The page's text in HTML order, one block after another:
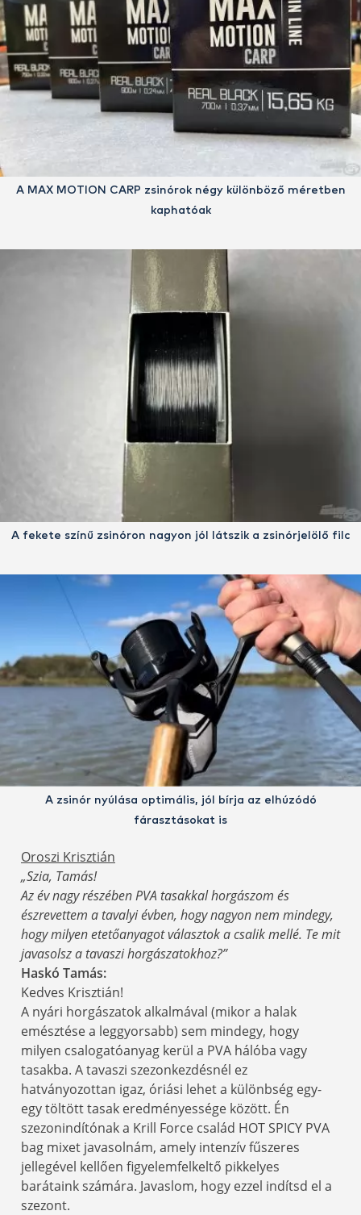
A MAX MOTION CARP zsinórok négy különböző méretben
kaphatóak
A fekete színű zsinóron nagyon jól látszik a zsinórjelölő filc
A zsinór nyúlása optimális, jól bírja az elhúzódó
fárasztásokat is
Oroszi Krisztián
„Szia, Tamás!
Az év nagy részében PVA tasakkal horgászom és
észrevettem a tavalyi évben, hogy nagyon nem mindegy,
hogy milyen etetőanyagot választok a csalik mellé. Te mit
javasolsz a tavaszi horgászatokhoz?”
Haskó Tamás:
Kedves Krisztián!
A nyári horgászatok alkalmával (mikor a halak
emésztése a leggyorsabb) sem mindegy, hogy
milyen csalogatóanyag kerül a PVA hálóba vagy
tasakba. A tavaszi szezonkezdésnél ez
hatványozottan igaz, óriási lehet a különbség egy-
egy töltött tasak eredményessége között. Én
szezonindítónak a Krill Force család HOT SPICY PVA
bag mixet javasolnám, amely intenzív fűszeres
jellegével kellően figyelemfelkeltő pikkelyes
barátaink számára. Javaslom, hogy ezzel indítsd el a
szezont.